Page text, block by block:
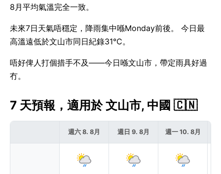
8月平均氣溫完全一致。
未來7日天氣唔穩定，降雨集中喺Monday前後。 今日最
高溫遠低於文山市同日紀錄31°C。
唔好俾人打個措手不及——今日喺文山市，帶定雨具好過
冇。
7 天預報，適用於 文山市, 中國 🇨🇳
週六 8. 8月 週日 9. 8月 週一 10. 8月